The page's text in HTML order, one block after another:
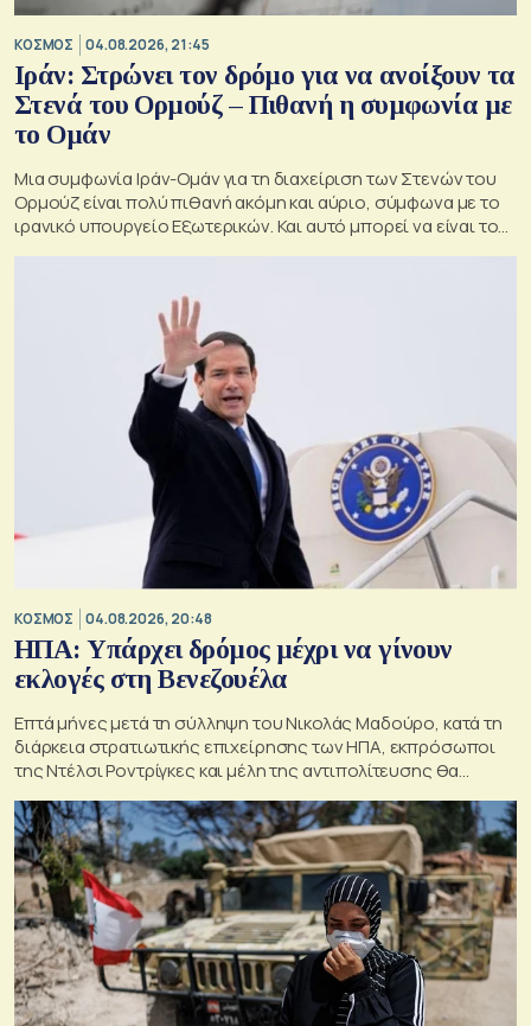
ΚΟΣΜΟΣ 04.08.2026, 21:45
Ιράν: Στρώνει τον δρόμο για να ανοίξουν τα
Στενά του Ορμούζ – Πιθανή η συμφωνία με
το Ομάν
Μια συμφωνία Ιράν-Ομάν για τη διαχείριση των Στενών του
Ορμούζ είναι πολύ πιθανή ακόμη και αύριο, σύμφωνα με το
ιρανικό υπουργείο Εξωτερικών. Και αυτό μπορεί να είναι το
ΚΟΣΜΟΣ 04.08.2026, 20:48
ΗΠΑ: Υπάρχει δρόμος μέχρι να γίνουν
εκλογές στη Βενεζουέλα
Επτά μήνες μετά τη σύλληψη του Νικολάς Μαδούρο, κατά τη
διάρκεια στρατιωτικής επιχείρησης των ΗΠΑ, εκπρόσωποι
της Ντέλσι Ροντρίγκες και μέλη της αντιπολίτευσης θα
πρώτη τους σειρά συνομιλιών.